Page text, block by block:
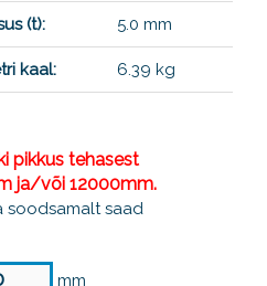
(t): 5.0 mm
kaal: 6.39 kg
pikkus tehasest
ja/või 12000mm.
soodsamalt saad
mm